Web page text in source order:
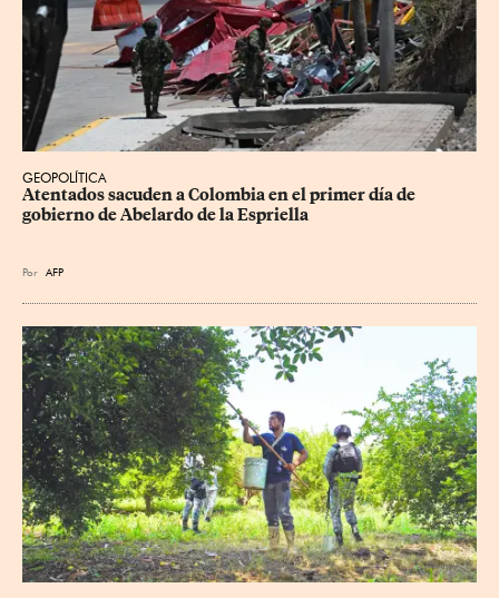
GEOPOLÍTICA
Atentados sacuden a Colombia en el primer día de
gobierno de Abelardo de la Espriella
Por AFP